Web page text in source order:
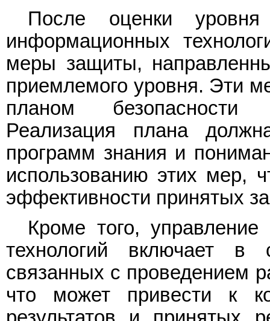
После оценки
информационных
меры защиты,
приемлемого уровня. Эти
планом безопасности
Реализация плана
программ знания и
использованию этих мер,
эффективности принятых
Кроме того,
технологий включает
связанных с проведением
что может привести к